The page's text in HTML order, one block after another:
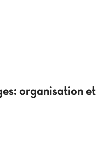
organisation et